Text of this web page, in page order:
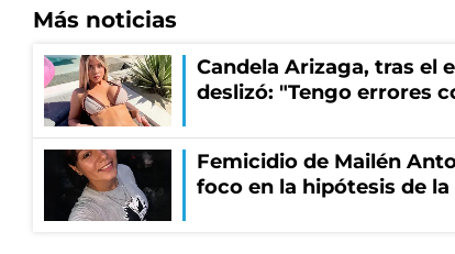
Más noticias
Candela Arizaga, tras el
deslizó: "Tengo errores
Femicidio de Mailén
foco en la hipótesis de